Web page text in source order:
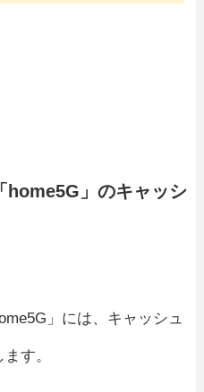
home5G」のキャッシ
」には、キャッシュ
す。